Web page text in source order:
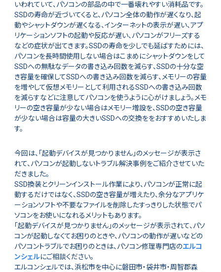
いわれていて、パソコンの部品の中で一番壊れやすい消耗品です。
SSDの寿命が近づいてくると、パソコン全体の動作が遅くなり、起
動やシャットダウンが遅くなる、インターネットの表示が遅い、アプ
リケーションソフトの起動や反応が遅い、パソコンがフリーズする
などの症状が出てきます。SSDの寿命を少しでも延ばすためには、
パソコンを長時間使用しない場合はこまめにシャットダウンをして
SSDへの無駄なデータの書き込み回数を減らす、SSDの十分な空
き容量を確保してSSDへの書き込み回数を減らす、メモリーの容量
を増やして仮想メモリーとして利用されるSSDへの書き込み回数
を減らすなどに注意してパソコンを使うように心がけましょう。メモ
リーの空き容量が少ない場合はメモリー増設を、SSDの空き容量
が少ない場合は容量の大きいSSDへの交換ををおすすめいたしま
す。
今回は、「起動デバイスが見つかりません」のメッセージが表示さ
れて、パソコンが起動しないトラブル解決事例をご紹介させていた
だきました。
SSD換装とクリーンインストール作業により、パソコンが正常に起
動するだけではなく、SSDの空き容量が増えたり、余分なアプリケ
ーションソフトや不要なファイルを削除したすっきりした状態でパ
ソコンをお使いになれるメリットもあります。
「起動デバイスが見つかりません」のメッセージが表示されて、パソ
コンが起動しなくてお困りのときや、パソコンの動作が遅いなどの
パソコントラブルでお困りのときは、パソコン修理専門店のエルコ
ンシェルにご相談ください。
エルコンシェルでは、浜松市を中心に磐田市・袋井市・周智郡森